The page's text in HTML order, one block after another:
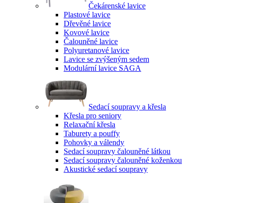
Čekárenské lavice
Plastové lavice
Dřevěné lavice
Kovové lavice
Čalouněné lavice
Polyuretanové lavice
Lavice se zvýšeným sedem
Modulární lavice SAGA
Sedací soupravy a křesla
Křesla pro seniory
Relaxační křesla
Taburety a pouffy
Pohovky a válendy
Sedací soupravy čalouněné látkou
Sedací soupravy čalouněné koženkou
Akustické sedací soupravy